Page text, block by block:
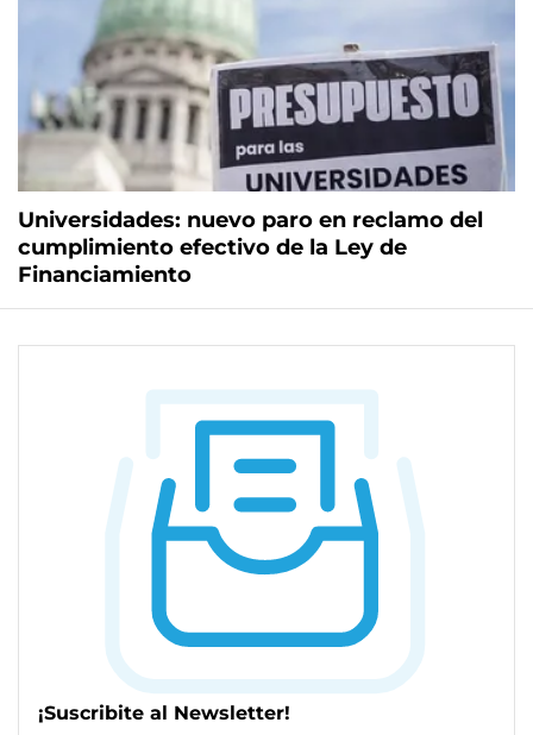
Universidades: nuevo paro en reclamo del
cumplimiento efectivo de la Ley de
Financiamiento
¡Suscribite al Newsletter!